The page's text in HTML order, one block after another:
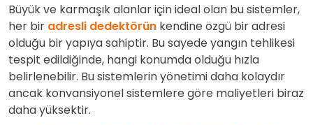
Büyük ve karmaşık alanlar için ideal olan bu sistemler,
her bir adresli dedektörün kendine özgü bir adresi
olduğu bir yapıya sahiptir. Bu sayede yangın tehlikesi
tespit edildiğinde, hangi konumda olduğu hızla
belirlenebilir. Bu sistemlerin yönetimi daha kolaydır
ancak konvansiyonel sistemlere göre maliyetleri biraz
daha yüksektir.